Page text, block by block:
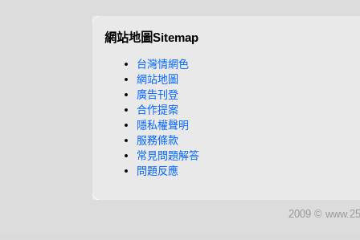
網站地圖Sitemap
台灣情網色
網站地圖
廣告刊登
合作提案
隱私權聲明
服務條款
常見問題解答
問題反應
2009 ©